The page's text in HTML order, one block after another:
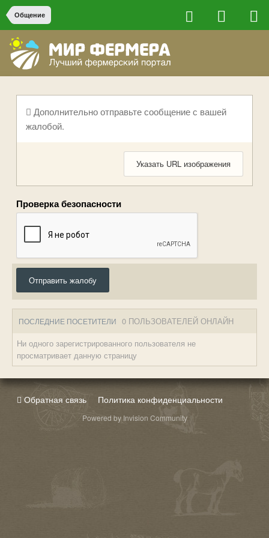
Общение
Дополнительно отправьте сообщение с вашей
жалобой.
Указать URL изображения
Проверка безопасности
Отправить жалобу
ПОСЛЕДНИЕ ПОСЕТИТЕЛИ 0 ПОЛЬЗОВАТЕЛЕЙ ОНЛАЙН
Ни одного зарегистрированного пользователя не
просматривает данную страницу
Обратная связь Политика конфиденциальности
Powered by Invision Community